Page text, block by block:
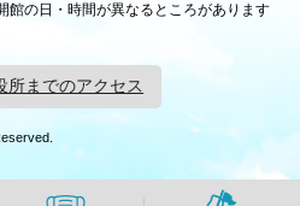
の日・時間が異なるところがあります
所までのアクセス